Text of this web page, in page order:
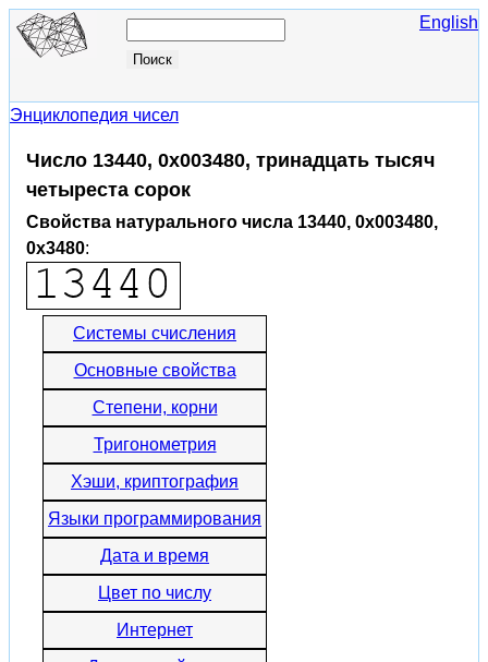
English
Энциклопедия чисел
Число 13440, 0x003480, тринадцать тысяч
четыреста сорок
Свойства натурального числа 13440, 0x003480,
0x3480:
Системы счисления
Основные свойства
Степени, корни
Тригонометрия
Хэши, криптография
Языки программирования
Дата и время
Цвет по числу
Интернет